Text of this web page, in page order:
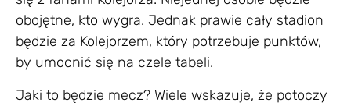
obojętne, kto wygra. Jednak prawie cały stadion
będzie za Kolejorzem, który potrzebuje punktów,
by umocnić się na czele tabeli.
Jaki to będzie mecz? Wiele wskazuje, że potoczy